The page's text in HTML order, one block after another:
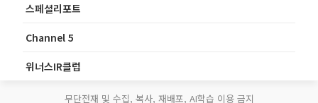
스페셜리포트
Channel 5
위너스IR클럽
무단전재 및 수집, 복사, 재배포, AI학습 이용 금지